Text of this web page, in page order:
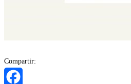
Compartir: